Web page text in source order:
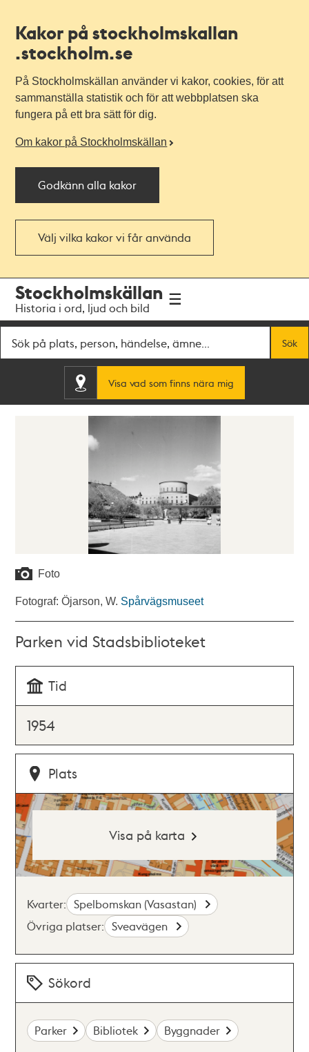
Kakor på stockholmskallan
.stockholm.se
På Stockholmskällan använder vi kakor, cookies, för att
sammanställa statistik och för att webbplatsen ska
fungera på ett bra sätt för dig.
Om kakor på Stockholmskällan
Godkänn alla kakor
Välj vilka kakor vi får använda
navigationen
huvudinnehållet
Stockholmskällan
Historia i ord, ljud och bild
Sök
Visa vad som finns nära mig
Foto
Fotograf: Öjarson, W. Spårvägsmuseet
Parken vid Stadsbiblioteket
Tid
1954
Plats
Visa på karta
Kvarter: Spelbomskan (Vasastan)
Övriga platser: Sveavägen
Sökord
Parker Bibliotek Byggnader